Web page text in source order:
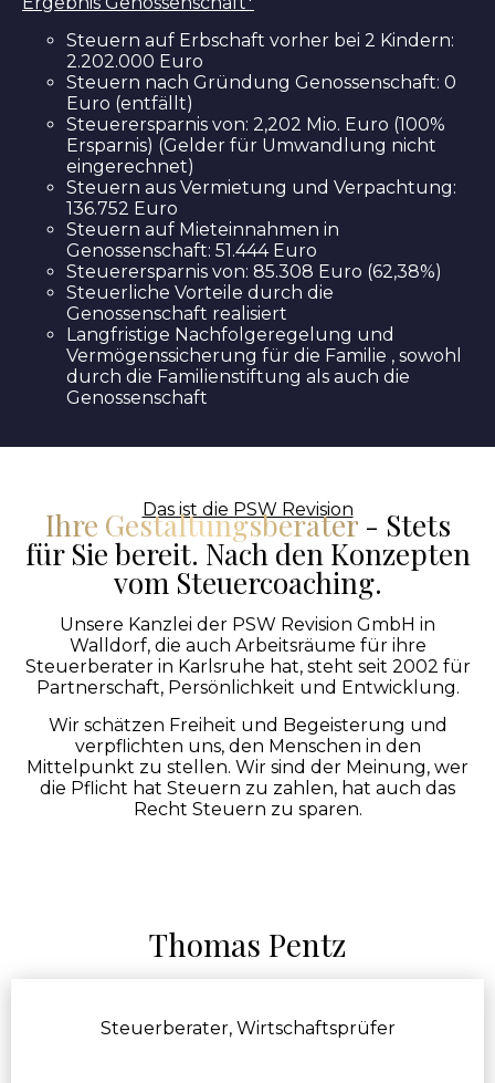
Steuern auf Erbschaft vorher bei 2 Kindern:
2.202.000 Euro
Steuern nach Gründung Genossenschaft: 0
Euro (entfällt)
Steuerersparnis von: 2,202 Mio. Euro (100%
Ersparnis) (Gelder für Umwandlung nicht
eingerechnet)
Steuern aus Vermietung und Verpachtung:
136.752 Euro
Steuern auf Mieteinnahmen in
Genossenschaft: 51.444 Euro
Steuerersparnis von: 85.308 Euro (62,38%)
Steuerliche Vorteile durch die
Genossenschaft realisiert
Langfristige Nachfolgeregelung und
Vermögenssicherung für die Familie , sowohl
durch die Familienstiftung als auch die
Genossenschaft
Das ist die PSW Revision
Ihre Gestaltungsberater- Stets
für Sie bereit. Nach den Konzepten
vom Steuercoaching.
Unsere Kanzlei der PSW Revision GmbH in
Walldorf, die auch Arbeitsräume für ihre
Steuerberater in Karlsruhe hat, steht seit 2002 für
Partnerschaft, Persönlichkeit und Entwicklung.
Wir schätzen Freiheit und Begeisterung und
verpflichten uns, den Menschen in den
Mittelpunkt zu stellen. Wir sind der Meinung, wer
die Pflicht hat Steuern zu zahlen, hat auch das
Recht Steuern zu sparen.
Thomas Pentz
Steuerberater, Wirtschaftsprüfer